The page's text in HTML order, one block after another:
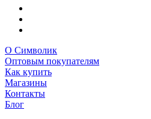
О Символик
Оптовым покупателям
Как купить
Магазины
Контакты
Блог